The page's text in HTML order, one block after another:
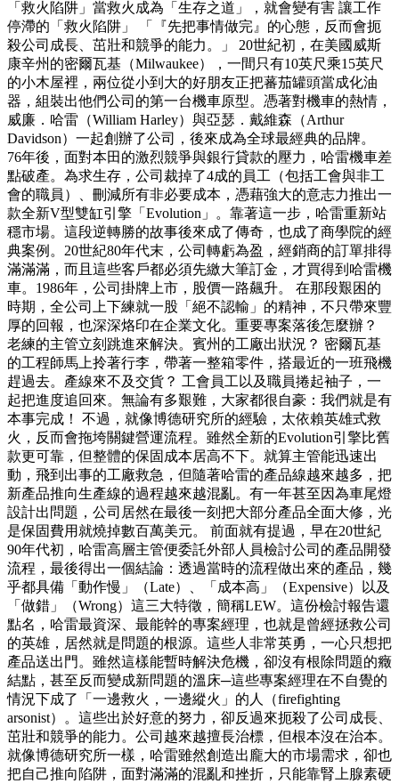
「救火陷阱」當救火成為「生存之道」，就會變有害 讓工作
停滯的「救火陷阱」 「『先把事情做完』的心態，反而會扼
殺公司成長、茁壯和競爭的能力。」 20世紀初，在美國威斯
康辛州的密爾瓦基（Milwaukee），一間只有10英尺乘15英尺
的小木屋裡，兩位從小到大的好朋友正把蕃茄罐頭當成化油
器，組裝出他們公司的第一台機車原型。憑著對機車的熱情，
威廉．哈雷（William Harley）與亞瑟．戴維森（Arthur
Davidson）一起創辦了公司，後來成為全球最經典的品牌。
76年後，面對本田的激烈競爭與銀行貸款的壓力，哈雷機車差
點破產。為求生存，公司裁掉了4成的員工（包括工會與非工
會的職員）、刪減所有非必要成本，憑藉強大的意志力推出一
款全新V型雙缸引擎「Evolution」。靠著這一步，哈雷重新站
穩市場。這段逆轉勝的故事後來成了傳奇，也成了商學院的經
典案例。20世紀80年代末，公司轉虧為盈，經銷商的訂單排得
滿滿滿，而且這些客戶都必須先繳大筆訂金，才買得到哈雷機
車。1986年，公司掛牌上市，股價一路飆升。 在那段艱困的
時期，全公司上下練就一股「絕不認輸」的精神，不只帶來豐
厚的回報，也深深烙印在企業文化。重要專案落後怎麼辦？
老練的主管立刻跳進來解決。賓州的工廠出狀況？ 密爾瓦基
的工程師馬上拎著行李，帶著一整箱零件，搭最近的一班飛機
趕過去。產線來不及交貨？ 工會員工以及職員捲起袖子，一
起把進度追回來。無論有多艱難，大家都很自豪：我們就是有
本事完成！ 不過，就像博德研究所的經驗，太依賴英雄式救
火，反而會拖垮關鍵營運流程。雖然全新的Evolution引擎比舊
款更可靠，但整體的保固成本居高不下。就算主管能迅速出
動，飛到出事的工廠救急，但隨著哈雷的產品線越來越多，把
新產品推向生產線的過程越來越混亂。有一年甚至因為車尾燈
設計出問題，公司居然在最後一刻把大部分產品全面大修，光
是保固費用就燒掉數百萬美元。 前面就有提過，早在20世紀
90年代初，哈雷高層主管便委託外部人員檢討公司的產品開發
流程，最後得出一個結論：透過當時的流程做出來的產品，幾
乎都具備「動作慢」（Late）、「成本高」（Expensive）以及
「做錯」（Wrong）這三大特徵，簡稱LEW。這份檢討報告還
點名，哈雷最資深、最能幹的專案經理，也就是曾經拯救公司
的英雄，居然就是問題的根源。這些人非常英勇，一心只想把
產品送出門。雖然這樣能暫時解決危機，卻沒有根除問題的癥
結點，甚至反而變成新問題的溫床─這些專案經理在不自覺的
情況下成了「一邊救火，一邊縱火」的人（firefighting
arsonist）。這些出於好意的努力，卻反過來扼殺了公司成長、
茁壯和競爭的能力。公司越來越擅長治標，但根本沒在治本。
就像博德研究所一樣，哈雷雖然創造出龐大的市場需求，卻也
把自己推向陷阱，面對滿滿的混亂和挫折，只能靠腎上腺素硬